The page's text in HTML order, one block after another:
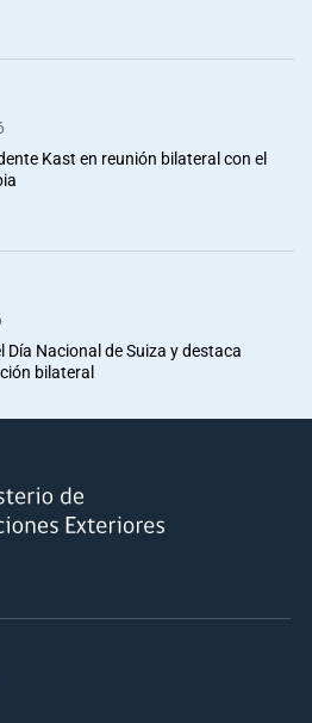
Kast en reunión bilateral con el
Nacional de Suiza y destaca
bilateral